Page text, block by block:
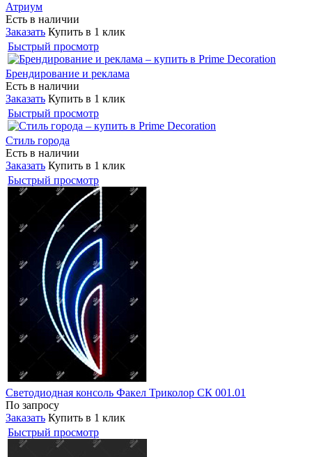
Атриум
Есть в наличии
Заказать Купить в 1 клик
Быстрый просмотр
Брендирование и реклама
Есть в наличии
Заказать Купить в 1 клик
Быстрый просмотр
Стиль города
Есть в наличии
Заказать Купить в 1 клик
Быстрый просмотр
Светодиодная консоль Факел Триколор СК 001.01
По запросу
Заказать Купить в 1 клик
Быстрый просмотр